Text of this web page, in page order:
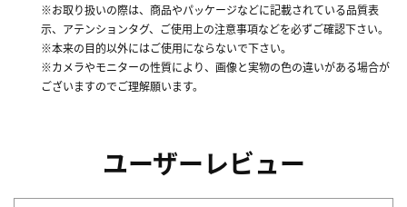
※お取り扱いの際は、商品やパッケージなどに記載されている品質表
示、アテンションタグ、ご使用上の注意事項などを必ずご確認下さい。
※本来の目的以外にはご使用にならないで下さい。
※カメラやモニターの性質により、画像と実物の色の違いがある場合が
ございますのでご理解願います。
ユーザーレビュー